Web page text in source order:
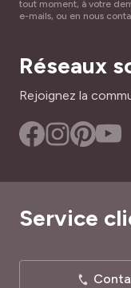
Non parfumée
Buisson
RÉF
11791
FLEUR À BOUQUET ?
Oui
HAUTEUR
1.20 m
30 cm
10 cm
TYPE DE SOL
tout moment, à votre
e-mails, ou en nous
Réseaux
Rejoignez la
Service